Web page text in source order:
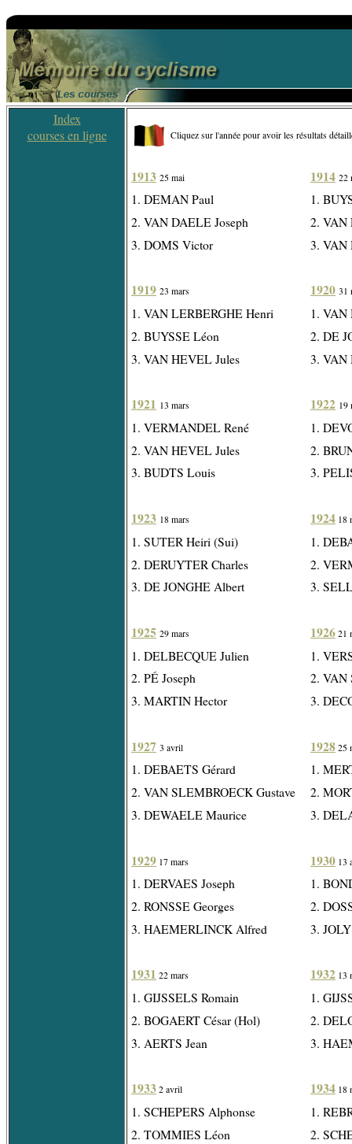
Index
courses en ligne
Cliquez sur l'année pour avoir les résultats
1913 25 mai
1. DEMAN Paul
2. VAN DAELE Joseph
3. DOMS Victor
1919 23 mars
1. VAN LERBERGHE Henri
2. BUYSSE Léon
3. VAN HEVEL Jules
1921 13 mars
1. VERMANDEL René
2. VAN HEVEL Jules
3. BUDTS Louis
1923 18 mars
1. SUTER Heiri (Sui)
2. DERUYTER Charles
3. DE JONGHE Albert
1925 29 mars
1. DELBECQUE Julien
2. PÉ Joseph
3. MARTIN Hector
1927 3 avril
1. DEBAETS Gérard
2. VAN SLEMBROECK Gustave
3. DEWAELE Maurice
1929 17 mars
1. DERVAES Joseph
2. RONSSE Georges
3. HAEMERLINCK Alfred
1931 22 mars
1. GIJSSELS Romain
2. BOGAERT César (Hol)
3. AERTS Jean
1933 2 avril
1. SCHEPERS Alphonse
2. TOMMIES Léon
1914 22
1.
2. VAN
3. VAN
1920 31
1. VAN
2. DE
3. VAN
1922 19
1.
2.
3.
1924 18
1.
2.
3.
1926 21
1.
2. VAN
3.
1928 25
1.
2.
3.
1930 13
1.
2.
3.
1932 13
1.
2.
3.
1934 18
1.
2.